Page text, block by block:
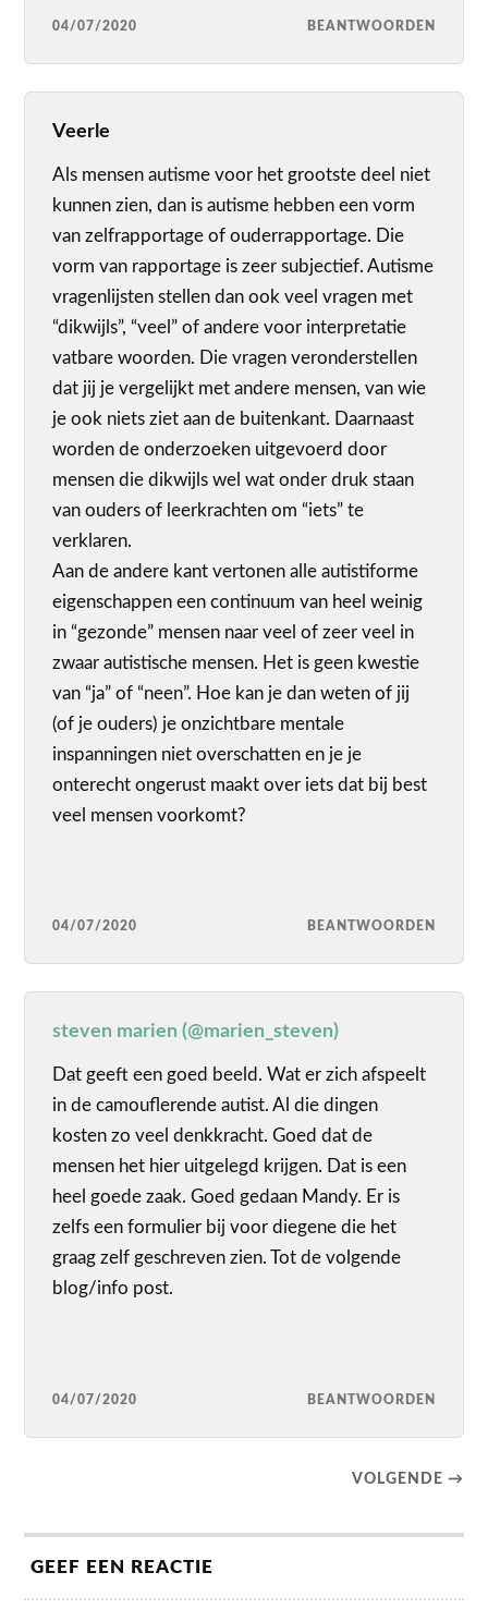
04/07/2020 BEANTWOORDEN
Veerle
Als mensen autisme voor het grootste deel niet
kunnen zien, dan is autisme hebben een vorm
van zelfrapportage of ouderrapportage. Die
vorm van rapportage is zeer subjectief. Autisme
vragenlijsten stellen dan ook veel vragen met
“dikwijls”, “veel” of andere voor interpretatie
vatbare woorden. Die vragen veronderstellen
dat jij je vergelijkt met andere mensen, van wie
je ook niets ziet aan de buitenkant. Daarnaast
worden de onderzoeken uitgevoerd door
mensen die dikwijls wel wat onder druk staan
van ouders of leerkrachten om “iets” te
verklaren.
Aan de andere kant vertonen alle autistiforme
eigenschappen een continuum van heel weinig
in “gezonde” mensen naar veel of zeer veel in
zwaar autistische mensen. Het is geen kwestie
van “ja” of “neen”. Hoe kan je dan weten of jij
(of je ouders) je onzichtbare mentale
inspanningen niet overschatten en je je
onterecht ongerust maakt over iets dat bij best
veel mensen voorkomt?
04/07/2020 BEANTWOORDEN
steven marien (@marien_steven)
Dat geeft een goed beeld. Wat er zich afspeelt
in de camouflerende autist. Al die dingen
kosten zo veel denkkracht. Goed dat de
mensen het hier uitgelegd krijgen. Dat is een
heel goede zaak. Goed gedaan Mandy. Er is
zelfs een formulier bij voor diegene die het
graag zelf geschreven zien. Tot de volgende
blog/info post.
04/07/2020 BEANTWOORDEN
VOLGENDE →
GEEF EEN REACTIE